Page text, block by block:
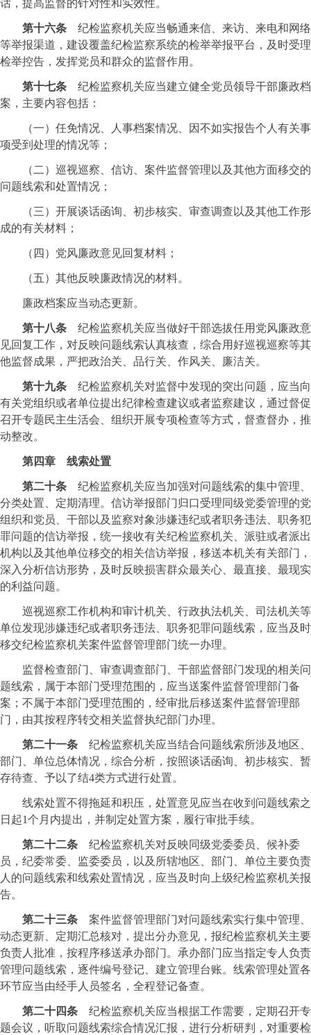
话，提高监督的针对性和实效性。
第十六条 纪检监察机关应当畅通来信、来访、来电和网络
等举报渠道，建设覆盖纪检监察系统的检举举报平台，及时受理
检举控告，发挥党员和群众的监督作用。
第十七条 纪检监察机关应当建立健全党员领导干部廉政档
案，主要内容包括：
（一）任免情况、人事档案情况、因不如实报告个人有关事
项受到处理的情况等；
（二）巡视巡察、信访、案件监督管理以及其他方面移交的
问题线索和处置情况；
（三）开展谈话函询、初步核实、审查调查以及其他工作形
成的有关材料；
（四）党风廉政意见回复材料；
（五）其他反映廉政情况的材料。
廉政档案应当动态更新。
第十八条 纪检监察机关应当做好干部选拔任用党风廉政意
见回复工作，对反映问题线索认真核查，综合用好巡视巡察等其
他监督成果，严把政治关、品行关、作风关、廉洁关。
第十九条 纪检监察机关对监督中发现的突出问题，应当向
有关党组织或者单位提出纪律检查建议或者监察建议，通过督促
召开专题民主生活会、组织开展专项检查等方式，督查督办，推
动整改。
第四章 线索处置
第二十条 纪检监察机关应当加强对问题线索的集中管理、
分类处置、定期清理。信访举报部门归口受理同级党委管理的党
组织和党员、干部以及监察对象涉嫌违纪或者职务违法、职务犯
罪问题的信访举报，统一接收有关纪检监察机关、派驻或者派出
机构以及其他单位移交的相关信访举报，移送本机关有关部门，
深入分析信访形势，及时反映损害群众最关心、最直接、最现实
的利益问题。
巡视巡察工作机构和审计机关、行政执法机关、司法机关等
单位发现涉嫌违纪或者职务违法、职务犯罪问题线索，应当及时
移交纪检监察机关案件监督管理部门统一办理。
监督检查部门、审查调查部门、干部监督部门发现的相关问
题线索，属于本部门受理范围的，应当送案件监督管理部门备
案；不属于本部门受理范围的，经审批后移送案件监督管理部
门，由其按程序转交相关监督执纪部门办理。
第二十一条 纪检监察机关应当结合问题线索所涉及地区、
部门、单位总体情况，综合分析，按照谈话函询、初步核实、暂
存待查、予以了结4类方式进行处置。
线索处置不得拖延和积压，处置意见应当在收到问题线索之
日起1个月内提出，并制定处置方案，履行审批手续。
第二十二条 纪检监察机关对反映同级党委委员、候补委
员，纪委常委、监委委员，以及所辖地区、部门、单位主要负责
人的问题线索和线索处置情况，应当及时向上级纪检监察机关报
告。
第二十三条 案件监督管理部门对问题线索实行集中管理、
动态更新、定期汇总核对，提出分办意见，报纪检监察机关主要
负责人批准，按程序移送承办部门。承办部门应当指定专人负责
管理问题线索，逐件编号登记、建立管理台账。线索管理处置各
环节应当由经手人员签名，全程登记备查。
第二十四条 纪检监察机关应当根据工作需要，定期召开专
题会议，听取问题线索综合情况汇报，进行分析研判，对重要检